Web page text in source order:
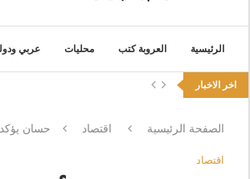
الرئيسية العروبة كتب محليات عربي
اخر الاخبار
الصفحة الرئيسية اقتصاد حسان يؤكد
اقتصاد